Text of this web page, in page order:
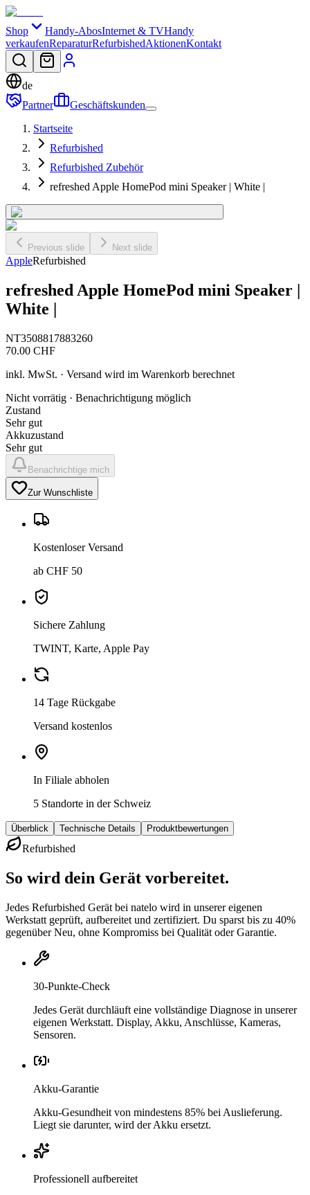
Shop Handy-AbosInternet & TVHandy
verkaufenReparaturRefurbishedAktionenKontakt
de
Partner
Geschäftskunden
Startseite
Refurbished
Refurbished Zubehör
refreshed Apple HomePod mini Speaker | White |
Previous slide Next slide
AppleRefurbished
refreshed Apple HomePod mini Speaker |
White |
NT3508817883260
70.00 CHF
inkl. MwSt. · Versand wird im Warenkorb berechnet
Nicht vorrätig · Benachrichtigung möglich
Zustand
Sehr gut
Akkuzustand
Sehr gut
Benachrichtige mich
Zur Wunschliste
Kostenloser Versand
ab CHF 50
Sichere Zahlung
TWINT, Karte, Apple Pay
14 Tage Rückgabe
Versand kostenlos
In Filiale abholen
5 Standorte in der Schweiz
Überblick Technische Details Produktbewertungen
Refurbished
So wird dein Gerät vorbereitet.
Jedes Refurbished Gerät bei natelo wird in unserer eigenen
Werkstatt geprüft, aufbereitet und zertifiziert. Du sparst bis zu 40%
gegenüber Neu, ohne Kompromiss bei Qualität oder Garantie.
30-Punkte-Check
Jedes Gerät durchläuft eine vollständige Diagnose in unserer
eigenen Werkstatt. Display, Akku, Anschlüsse, Kameras,
Sensoren.
Akku-Garantie
Akku-Gesundheit von mindestens 85% bei Auslieferung.
Liegt sie darunter, wird der Akku ersetzt.
Professionell aufbereitet